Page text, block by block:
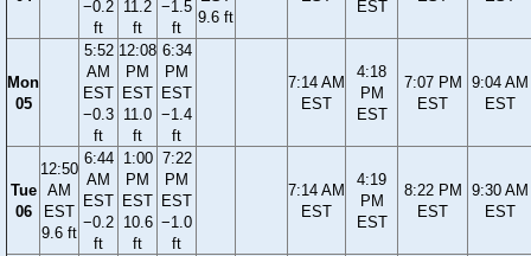
−0.2
ft
11.2
ft
−1.5
ft
9.6 ft
EST
Mon
05
5:52
AM
EST
−0.3
ft
12:08
PM
EST
11.0
ft
6:34
PM
EST
−1.4
ft
7:14 AM
EST
4:18
PM
EST
7:07 PM
EST
9:04 AM
EST
Tue
06
12:50
AM
EST
9.6 ft
6:44
AM
EST
−0.2
ft
1:00
PM
EST
10.6
ft
7:22
PM
EST
−1.0
ft
7:14 AM
EST
4:19
PM
EST
8:22 PM
EST
9:30 AM
EST